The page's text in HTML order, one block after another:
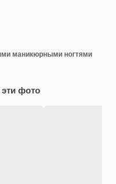
маникюрными ногтями
фото